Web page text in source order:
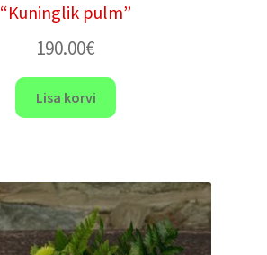
“Kuninglik pulm”
190.00€
Lisa korvi